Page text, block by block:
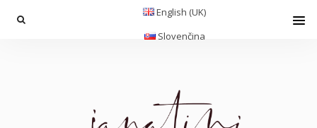
English (UK)
Slovenčina